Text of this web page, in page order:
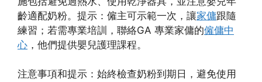
齡適配奶粉。提示：僱主可示範一次，讓家傭跟隨
練習；若需專業培訓，聯絡GA 專業家傭的僱傭中
心 ，他們提供嬰兒護理課程。
注意事項和提示：始終檢查奶粉到期日，避免使用